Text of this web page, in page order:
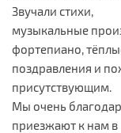
Звучали стихи,
музыкальные
фортепиано,
поздравления и
присутствующим.
Мы очень
приезжают к нам в